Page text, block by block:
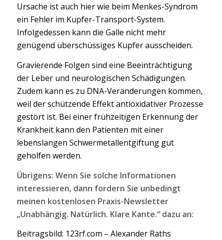
Ursache ist auch hier wie beim Menkes-Syndrom
ein Fehler im Kupfer-Transport-System.
Infolgedessen kann die Galle nicht mehr
genügend überschüssiges Kupfer ausscheiden.
Gravierende Folgen sind eine Beeinträchtigung
der Leber und neurologischen Schädigungen.
Zudem kann es zu DNA-Veränderungen kommen,
weil der schützende Effekt antioxidativer Prozesse
gestört ist. Bei einer frühzeitigen Erkennung der
Krankheit kann den Patienten mit einer
lebenslangen Schwermetallentgiftung gut
geholfen werden.
Übrigens: Wenn Sie solche Informationen
interessieren, dann fordern Sie unbedingt
meinen kostenlosen Praxis-Newsletter
„Unabhängig. Natürlich. Klare Kante.“ dazu an:
Beitragsbild: 123rf.com – Alexander Raths